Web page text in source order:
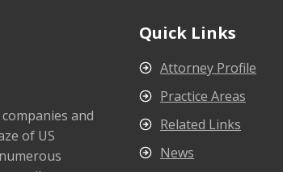
and
of US
Quick Links
Attorney Profile
Practice Areas
Related Links
News